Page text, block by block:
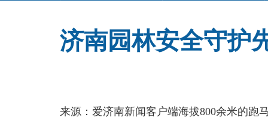
济南园林安全守护